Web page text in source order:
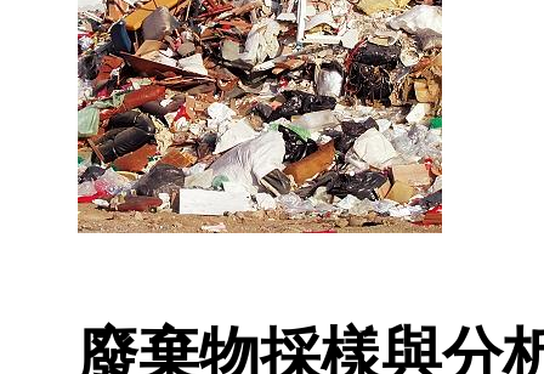
廢棄物採樣與分